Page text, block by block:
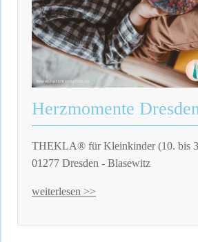
Filter verwerfen
Herzmomente Dresden
THEKLA® für Kleinkinder (10. bis
01277 Dresden - Blasewitz
weiterlesen >>